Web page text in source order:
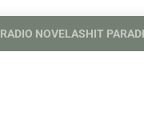
RADIO NOVELASHIT